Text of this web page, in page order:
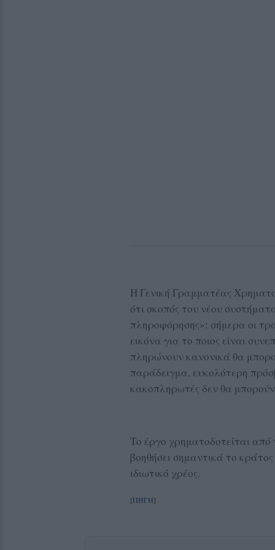
Η Γενική Γραμματέας
ότι σκοπός του νέου
πληροφόρησης»: σήμερα οι
εικόνα για το ποιος είναι
πληρώνουν κανονικά θα
παράδειγμα, ευκολότερη
κακοπληρωτές δεν θα
Το έργο χρηματοδοτείται
βοηθήσει σημαντικά το κράτος
ιδιωτικό χρέος.
[ΠΗΓΗ]